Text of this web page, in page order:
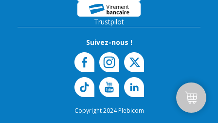
Trustpilot
Suivez-nous !
Copyright 2024 Plebicom